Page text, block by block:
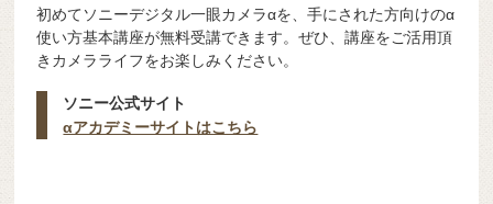
初めてソニーデジタル一眼カメラαを、手にされた方向けのα
使い方基本講座が無料受講できます。ぜひ、講座をご活用頂
きカメラライフをお楽しみください。
ソニー公式サイト
αアカデミーサイトはこちら